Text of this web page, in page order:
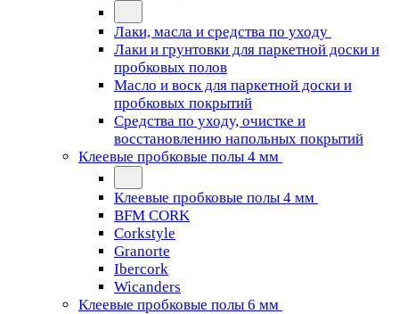
Лаки, масла и средства по уходу
Лаки и грунтовки для паркетной доски и
пробковых полов
Масло и воск для паркетной доски и
пробковых покрытий
Средства по уходу, очистке и
восстановлению напольных покрытий
Клеевые пробковые полы 4 мм
Клеевые пробковые полы 4 мм
BFM CORK
Corkstyle
Granorte
Ibercork
Wicanders
Клеевые пробковые полы 6 мм